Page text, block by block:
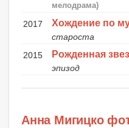
мелодрама)
2017 Хождение по
староста
2015
Рожденная
эпизод
Анна Мигицко